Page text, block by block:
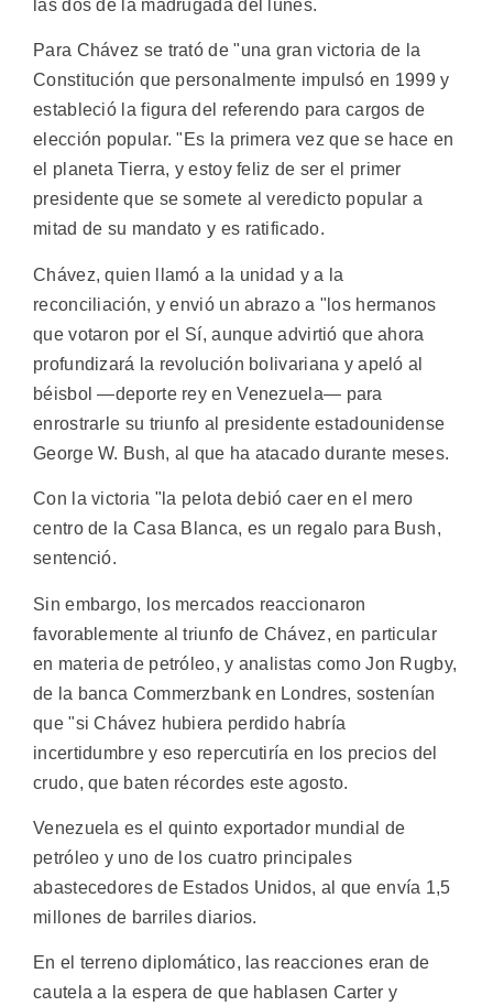
las dos de la madrugada del lunes.
Para Chávez se trató de "una gran victoria de la
Constitución que personalmente impulsó en 1999 y
estableció la figura del referendo para cargos de
elección popular. "Es la primera vez que se hace en
el planeta Tierra, y estoy feliz de ser el primer
presidente que se somete al veredicto popular a
mitad de su mandato y es ratificado.
Chávez, quien llamó a la unidad y a la
reconciliación, y envió un abrazo a "los hermanos
que votaron por el Sí, aunque advirtió que ahora
profundizará la revolución bolivariana y apeló al
béisbol —deporte rey en Venezuela— para
enrostrarle su triunfo al presidente estadounidense
George W. Bush, al que ha atacado durante meses.
Con la victoria "la pelota debió caer en el mero
centro de la Casa Blanca, es un regalo para Bush,
sentenció.
Sin embargo, los mercados reaccionaron
favorablemente al triunfo de Chávez, en particular
en materia de petróleo, y analistas como Jon Rugby,
de la banca Commerzbank en Londres, sostenían
que "si Chávez hubiera perdido habría
incertidumbre y eso repercutiría en los precios del
crudo, que baten récordes este agosto.
Venezuela es el quinto exportador mundial de
petróleo y uno de los cuatro principales
abastecedores de Estados Unidos, al que envía 1,5
millones de barriles diarios.
En el terreno diplomático, las reacciones eran de
cautela a la espera de que hablasen Carter y